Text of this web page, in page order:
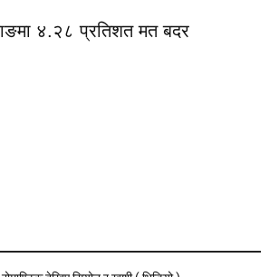
४.२८ प्रतिशत मत बदर